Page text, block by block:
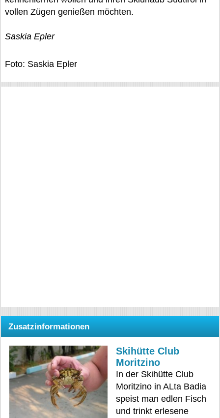
vollen Zügen genießen möchten.
Saskia Epler
Foto: Saskia Epler
Zusatzinformationen
Skihütte Club
Moritzino
In der Skihütte Club
Moritzino in ALta Badia
speist man edlen Fisch
und trinkt erlesene